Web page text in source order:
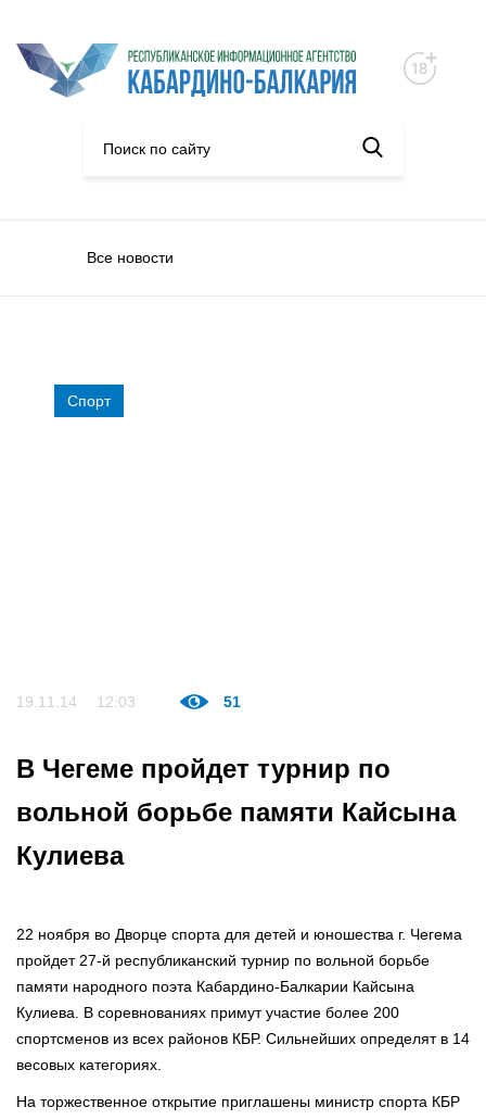
Все новости
Спорт
19.11.14 12:03 51
В Чегеме пройдет турнир по
вольной борьбе памяти Кайсына
Кулиева
22 ноября во Дворце спорта для детей и юношества г. Чегема
пройдет 27-й республиканский турнир по вольной борьбе
памяти народного поэта Кабардино-Балкарии Кайсына
Кулиева. В соревнованиях примут участие более 200
спортсменов из всех районов КБР. Сильнейших определят в 14
весовых категориях.
На торжественное открытие приглашены министр спорта КБР